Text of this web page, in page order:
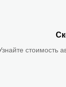
стоимость